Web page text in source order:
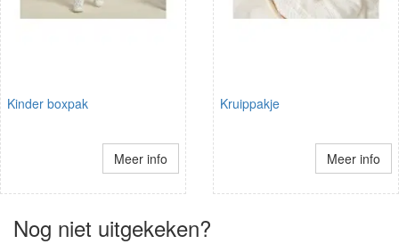
Kinder boxpak
Meer info
Kruippakje
Meer info
Nog niet uitgekeken?